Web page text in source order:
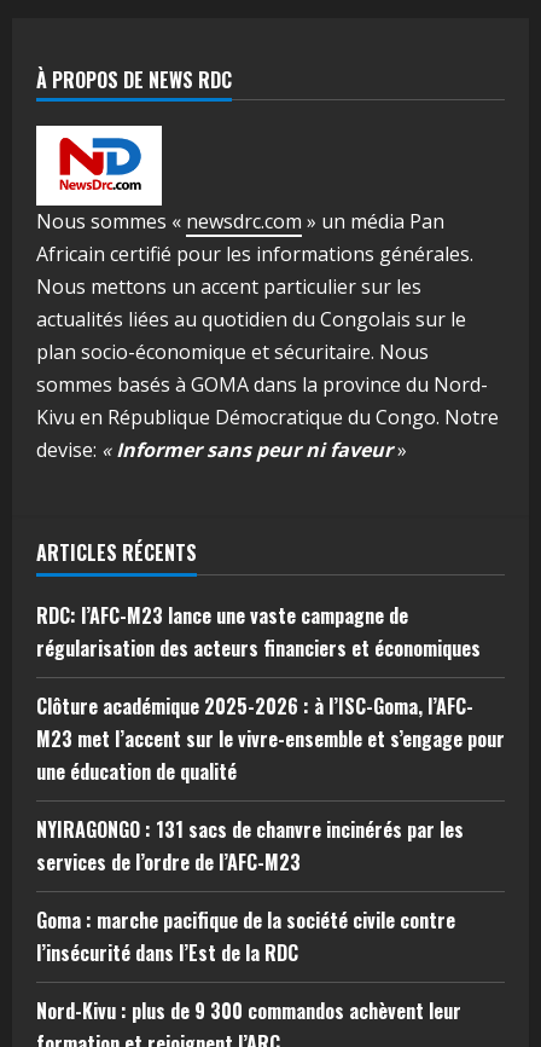
À PROPOS DE NEWS RDC
Nous sommes « newsdrc.com » un média Pan
Africain certifié pour les informations générales.
Nous mettons un accent particulier sur les
actualités liées au quotidien du Congolais sur le
plan socio-économique et sécuritaire. Nous
sommes basés à GOMA dans la province du Nord-
Kivu en République Démocratique du Congo. Notre
devise: «Informer sans peur ni faveur»
ARTICLES RÉCENTS
RDC: l’AFC-M23 lance une vaste campagne de
régularisation des acteurs financiers et économiques
Clôture académique 2025-2026 : à l’ISC-Goma, l’AFC-
M23 met l’accent sur le vivre-ensemble et s’engage pour
une éducation de qualité
NYIRAGONGO : 131 sacs de chanvre incinérés par les
services de l’ordre de l’AFC-M23
Goma : marche pacifique de la société civile contre
l’insécurité dans l’Est de la RDC
Nord-Kivu : plus de 9 300 commandos achèvent leur